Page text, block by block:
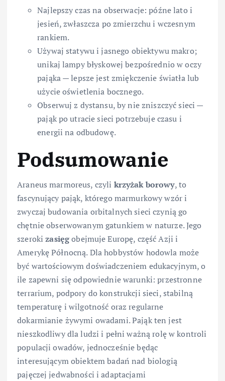
Najlepszy czas na obserwacje: późne lato i
jesień, zwłaszcza po zmierzchu i wczesnym
rankiem.
Używaj statywu i jasnego obiektywu makro;
unikaj lampy błyskowej bezpośrednio w oczy
pająka — lepsze jest zmiękczenie światła lub
użycie oświetlenia bocznego.
Obserwuj z dystansu, by nie zniszczyć sieci —
pająk po utracie sieci potrzebuje czasu i
energii na odbudowę.
Podsumowanie
Araneus marmoreus, czyli krzyżak borowy, to
fascynujący pająk, którego marmurkowy wzór i
zwyczaj budowania orbitalnych sieci czynią go
chętnie obserwowanym gatunkiem w naturze. Jego
szerokizasięgobejmuje Europę, część Azji i
Amerykę Północną. Dla hobbystów hodowla może
być wartościowym doświadczeniem edukacyjnym, o
ile zapewni się odpowiednie warunki: przestronne
terrarium, podpory do konstrukcji sieci, stabilną
temperaturę i wilgotność oraz regularne
dokarmianie żywymi owadami. Pająk ten jest
nieszkodliwy dla ludzi i pełni ważną rolę w kontroli
populacji owadów, jednocześnie będąc
interesującym obiektem badań nad biologią
pajęczej jedwabności i adaptacjami